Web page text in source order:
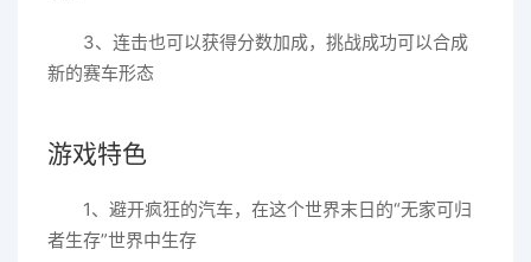
3、连击也可以获得分数加成，挑战成功可以合成
新的赛车形态
游戏特色
1、避开疯狂的汽车，在这个世界末日的“无家可归
者生存”世界中生存